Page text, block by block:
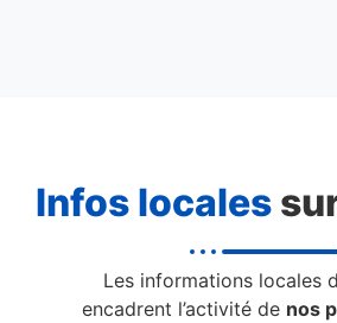
Infos locales
Les informations locales
encadrent l’activité de nos